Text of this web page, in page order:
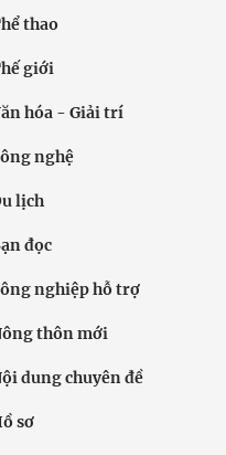
thao
giới
hóa - Giải trí
nghệ
lịch
đọc
nghiệp hỗ trợ
thôn mới
dung chuyên đề
sơ